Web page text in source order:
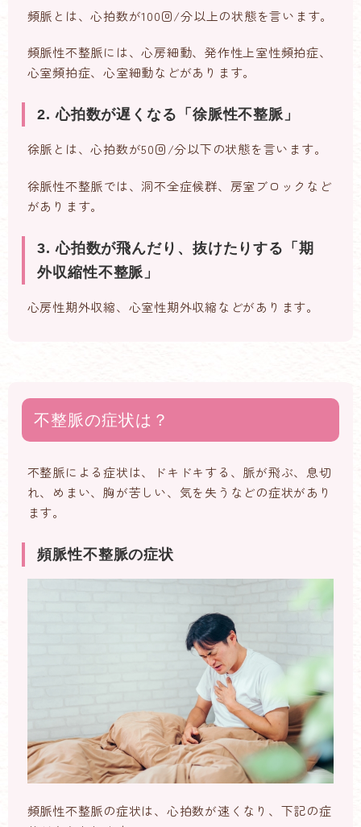
頻脈とは、心拍数が100回/分以上の状態を言います。
頻脈性不整脈には、心房細動、発作性上室性頻拍症、
心室頻拍症、心室細動などがあります。
2. 心拍数が遅くなる「徐脈性不整脈」
徐脈とは、心拍数が50回/分以下の状態を言います。
徐脈性不整脈では、洞不全症候群、房室ブロックなど
があります。
3. 心拍数が飛んだり、抜けたりする「期
外収縮性不整脈」
心房性期外収縮、心室性期外収縮などがあります。
不整脈の症状は？
不整脈による症状は、ドキドキする、脈が飛ぶ、息切
れ、めまい、胸が苦しい、気を失うなどの症状があり
ます。
頻脈性不整脈の症状
頻脈性不整脈の症状は、心拍数が速くなり、下記の症